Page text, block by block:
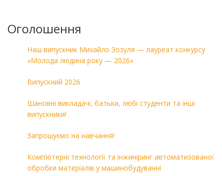
Оголошення
Наш випускник Михайло Зозуля — лауреат конкурсу
«Молода людина року — 2026»
Випускний 2026
Шановні викладачі, батьки, любі студенти та інші
випускники!
Запрошуємо на навчання!
Комп’ютерні технології та інжиніринг автоматизованої
обробки матеріалів у машинобудуванні